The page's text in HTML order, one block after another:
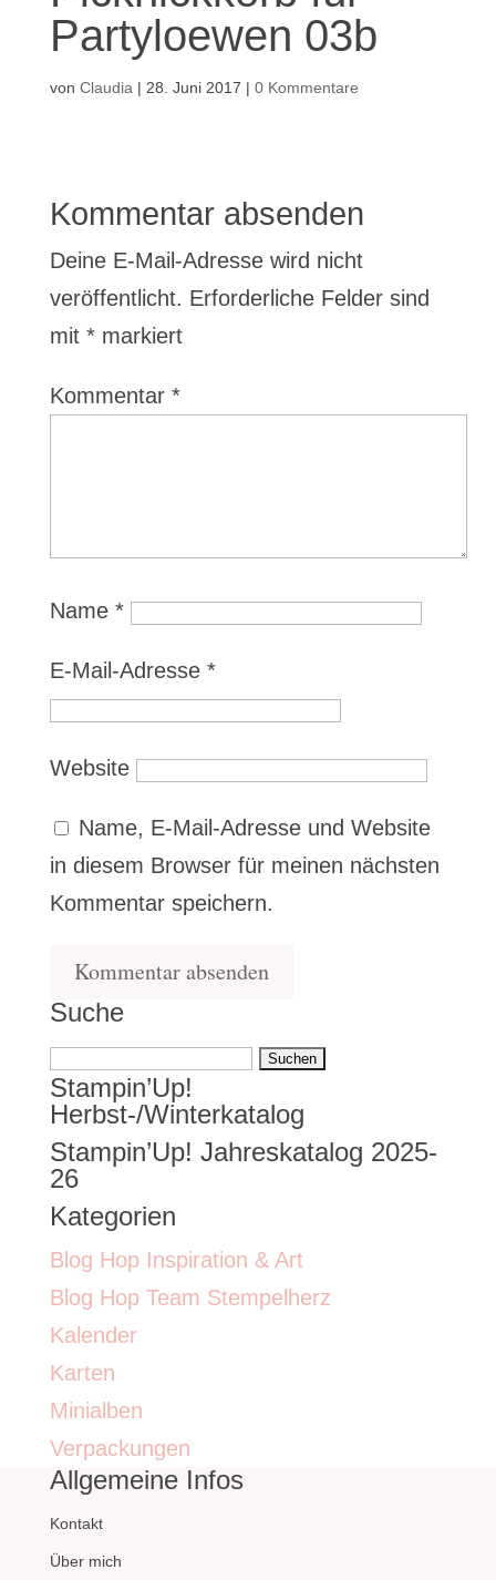
Partyloewen 03b
von Claudia | 28. Juni 2017 | 0 Kommentare
Kommentar absenden
Deine E-Mail-Adresse wird nicht
veröffentlicht. Erforderliche Felder sind
mit *markiert
Kommentar *
Name *
E-Mail-Adresse *
Website
Name, E-Mail-Adresse und Website
in diesem Browser für meinen nächsten
Kommentar speichern.
Suche
Suchen
nach:
Stampin’Up!
Herbst-/Winterkatalog
Stampin’Up! Jahreskatalog 2025-
26
Kategorien
Blog Hop Inspiration & Art
Blog Hop Team Stempelherz
Kalender
Karten
Minialben
Verpackungen
Allgemeine Infos
Kontakt
Über mich